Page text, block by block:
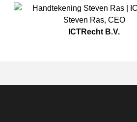
Steven Ras, CEO
ICTRecht B.V.